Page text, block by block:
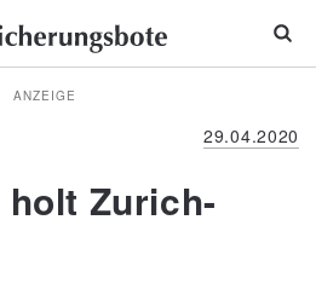
ANZEIGE
29.04.2020
Zurich-